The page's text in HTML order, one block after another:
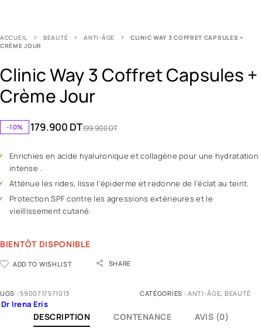
ACCUEIL BEAUTÉ ANTI-ÂGE
CLINIC WAY 3 COFFRET CAPSULES +
CRÈME JOUR
Clinic Way 3 Coffret Capsules +
Crème Jour
-10% 199.900DT
179.900 DT
Enrichies en acide hyaluronique et collagène pour une hydratation
intense .
Atténue les rides, lisse l’épiderme et redonne de l’éclat au teint.
Protection SPF contre les agressions extérieures et le
vieillissement cutané.
BIENTÔT DISPONIBLE
ADD TO WISHLIST SHARE
UGS :5900717571013 CATÉGORIES : ANTI-ÂGE, BEAUTÉ
Dr Irena Eris
DESCRIPTION CONTENANCE AVIS (0)